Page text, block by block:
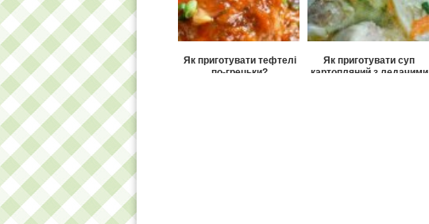
Як приготувати тефтелі
по-грецьки?
Як приготувати суп
картопляний з ледачими